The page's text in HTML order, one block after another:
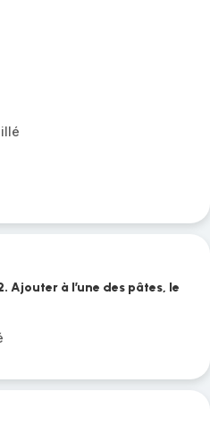
Ajouter à l’une des pâtes, le